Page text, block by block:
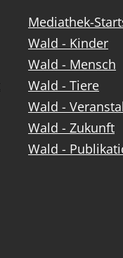
Mediathek-
Wald - Kinder
Wald - Mensch
Wald - Tiere
Wald -
Wald - Zukunft
Wald -